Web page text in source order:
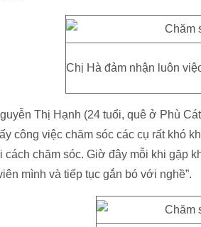
Chị Hà đảm nhận luôn
Thị Hạnh (24 tuổi, quê ở Phù
công việc chăm sóc các cụ rất khó
cách chăm sóc. Giờ đây mỗi khi gặp
mình và tiếp tục gắn bó với nghề”.